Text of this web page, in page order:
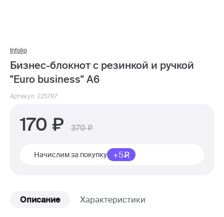
Infolio
Бизнес-блокнот с резинкой и ручкой
"Euro business" А6
Артикул: 225787
170 370
Начислим за покупку +5
Описание Характеристики